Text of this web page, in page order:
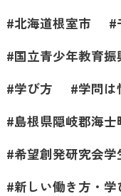
北海道根室市
国立青少年教育振
学び方
学問は
島根県隠岐郡海士
希望創発研究会学
新しい働き方・